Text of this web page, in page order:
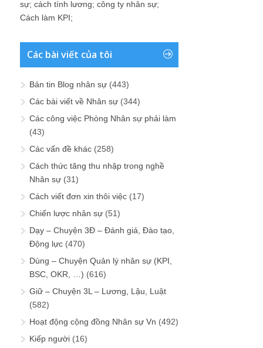
sự; cách tính lương; công ty nhân sự;
Cách làm KPI;
Các bài viết của tôi
Bản tin Blog nhân sự (443)
Các bài viết về Nhân sự (344)
Các công việc Phòng Nhân sự phải làm
(43)
Các vấn đề khác (258)
Cách thức tăng thu nhập trong nghề
Nhân sự (31)
Cách viết đơn xin thôi việc (17)
Chiến lược nhân sự (51)
Dạy – Chuyện 3Đ – Đánh giá, Đào tạo,
Động lực (470)
Dùng – Chuyện Quản lý nhân sự (KPI,
BSC, OKR, …) (616)
Giữ – Chuyện 3L – Lương, Lậu, Luật
(582)
Hoạt động cộng đồng Nhân sự Vn (492)
Kiếp người (16)